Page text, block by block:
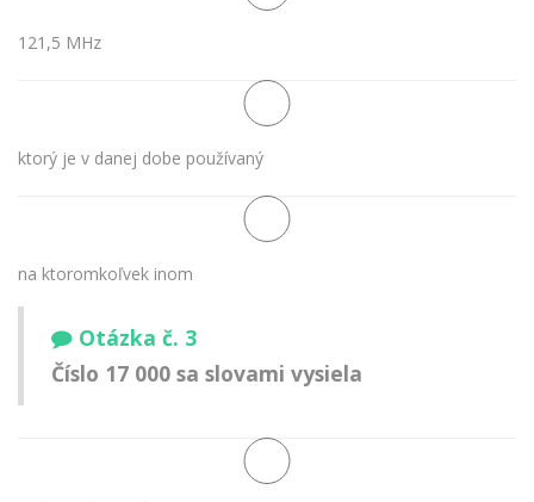
121,5 MHz
ktorý je v danej dobe používaný
na ktoromkoľvek inom
Otázka č. 3
Číslo 17 000 sa slovami vysiela